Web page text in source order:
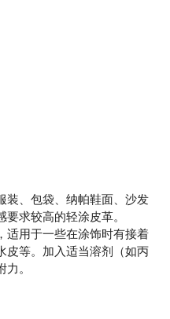
装、包袋、纳帕鞋面、沙发
求较高的轻涂皮革。
适用于一些在涂饰时有接着
皮等。加入适当溶剂（如丙
。